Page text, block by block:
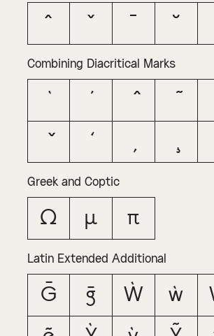
ˆ ˇ ˘
Combining Diacritical Marks
Greek and Coptic
Ω μ π
Latin Extended Additional
Ḡ ḡ Ẁ ẁ